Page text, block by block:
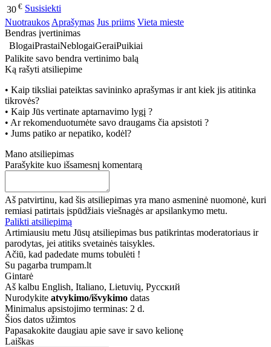
30 € Susisiekti
Nuotraukos Aprašymas Jus priims Vieta mieste
Bendras įvertinimas
BlogaiPrastaiNeblogaiGeraiPuikiai
Palikite savo bendra vertinimo balą
Ką rašyti atsiliepime
• Kaip tiksliai pateiktas savininko aprašymas ir ant kiek jis atitinka
tikrovės?
• Kaip Jūs vertinate aptarnavimo lygį ?
• Ar rekomenduotumėte savo draugams čia apsistoti ?
• Jums patiko ar nepatiko, kodėl?
Mano atsiliepimas
Parašykite kuo išsamesnį komentarą
Aš patvirtinu, kad šis atsiliepimas yra mano asmeninė nuomonė, kuri
remiasi patirtais įspūdžiais viešnagės ar apsilankymo metu.
Palikti atsiliepimą
Artimiausiu metu Jūsų atsiliepimas bus patikrintas moderatoriaus ir
parodytas, jei atitiks svetainės taisykles.
Ačiū, kad padedate mums tobulėti !
Su pagarba trumpam.lt
Gintarė
Aš kalbu English, Italiano, Lietuvių, Русский
Nurodykite atvykimo/išvykimo datas
Minimalus apsistojimo terminas: 2 d.
Šios datos užimtos
Papasakokite daugiau apie save ir savo kelionę
Laiškas